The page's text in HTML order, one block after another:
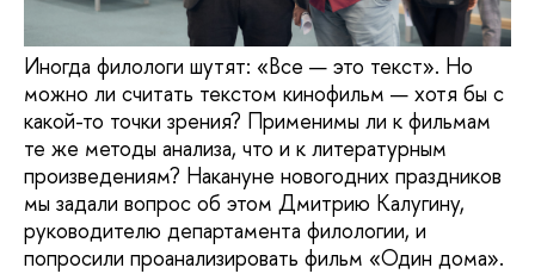
Иногда филологи шутят: «Все — это текст». Но
можно ли считать текстом кинофильм — хотя бы с
какой-то точки зрения? Применимы ли к фильмам
те же методы анализа, что и к литературным
произведениям? Накануне новогодних праздников
мы задали вопрос об этом Дмитрию Калугину,
руководителю департамента филологии, и
попросили проанализировать фильм «Один дома».